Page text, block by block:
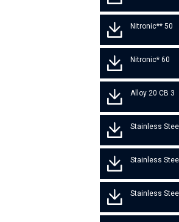
Nitronic** 50
Nitronic* 60
Alloy 20 CB 3
Stainless
Stainless
Stainless